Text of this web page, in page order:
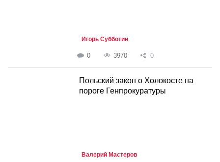
Игорь Субботин
0 3970 0
Польский закон о Холокосте на
пороге Генпрокуратуры
Валерий Мастеров